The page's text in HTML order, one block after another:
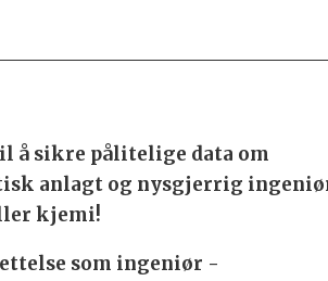
å sikre pålitelige data om
anlagt og nysgjerrig
kjemi!
som ingeniør -